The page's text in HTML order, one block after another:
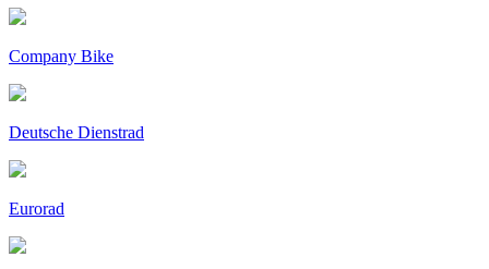
Company Bike
Deutsche Dienstrad
Eurorad